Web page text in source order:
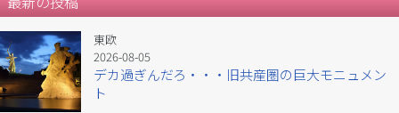
東欧
2026-08-05
デカ過ぎんだろ・・・旧共産圏の巨大モニュメン
ト